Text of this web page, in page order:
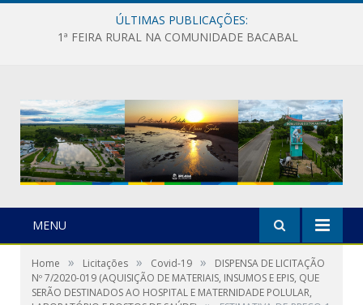
ÚLTIMAS PUBLICAÇÕES:
1ª FEIRA RURAL NA COMUNIDADE BACABAL
MENU
Home » Licitações » Covid-19 »
DISPENSA DE LICITAÇÃO
Nº 7/2020-019 (AQUISIÇÃO DE MATERIAIS, INSUMOS E EPIS, QUE
SERÃO DESTINADOS AO HOSPITAL E MATERNIDADE POLULAR,